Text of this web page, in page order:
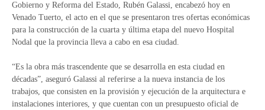
Gobierno y Reforma del Estado, Rubén Galassi, encabezó hoy en
Venado Tuerto, el acto en el que se presentaron tres ofertas económicas
para la construcción de la cuarta y última etapa del nuevo Hospital
Nodal que la provincia lleva a cabo en esa ciudad.
“Es la obra más trascendente que se desarrolla en esta ciudad en
décadas”, aseguró Galassi al referirse a la nueva instancia de los
trabajos, que consisten en la provisión y ejecución de la arquitectura e
instalaciones interiores, y que cuentan con un presupuesto oficial de